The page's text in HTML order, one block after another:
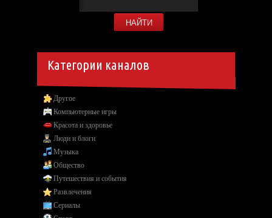
Категории каналов
Другое
Компьютерные игры
Красота и здоровье
Люди и блоги
Музыка
Общество
Путешествия и события
Развлечения
Сериалы